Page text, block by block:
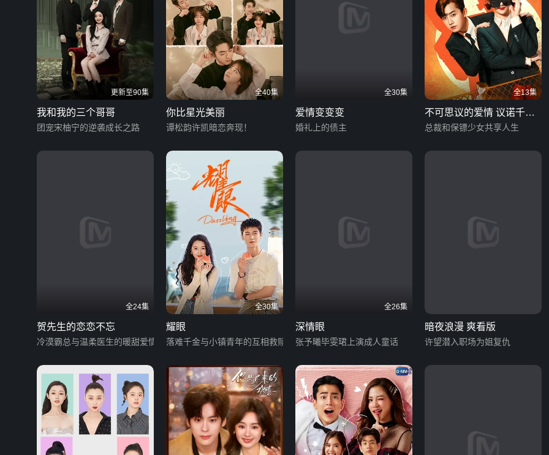
更新至90集
我和我的三个哥哥
团宠宋柚宁的逆袭成长之路
全40集
你比星光美丽
谭松韵许凯暗恋奔现！
全30集
爱情变变变
婚礼上的债主
全13集
不可思议的爱情 议诺千金
CP版
总裁和保镖少女共享人生
全24集
贺先生的恋恋不忘
冷漠霸总与温柔医生的暖甜爱情
全30集
耀眼
落难千金与小镇青年的互相救赎
全26集
深情眼
张予曦毕雯珺上演成人童话
暗夜浪漫 爽看版
许望潜入职场为姐复仇